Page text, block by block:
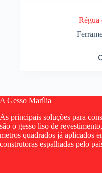
Régua
ser escolhidas na
A Gesso Marília
As principais soluções para
são o gesso liso de
metros quadrados já aplicados
construtoras espalhadas pelo